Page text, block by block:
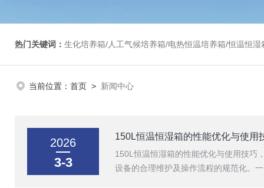
热门关键词： 生化培养箱/人工气候培养箱/电热恒温培养箱/恒温恒湿箱/光照培养箱/二氧化碳培养箱
当前位置： 首页 > 新闻中心
2026
3-3
150L恒温恒湿箱的性能优化与使用
150L恒温恒湿箱的性能优化与使用技巧
设备的合理维护及操作流程的规范化。